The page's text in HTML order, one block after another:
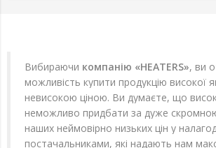
Вибираючи компанію «HEATERS», ви
можливість купити продукцію високої
невисокою ціною. Ви думаєте, що
неможливо придбати за дуже
наших неймовірно низьких цін у
постачальниками, які надають нам